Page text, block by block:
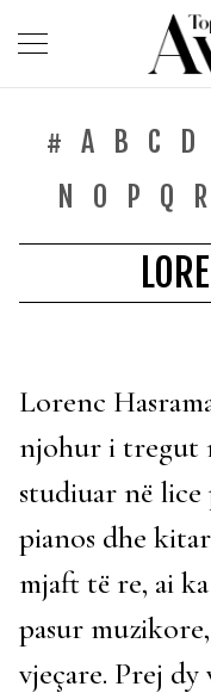
# A B C D
N
O P Q R
Lorenc
njohur i tregut
studiuar në
pianos dhe
mjaft të re, ai
pasur
vjeçare. Prej